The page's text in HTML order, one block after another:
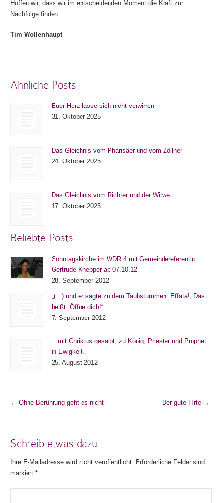
Hoffen wir, dass wir im entscheidenden Moment die Kraft zur
Nachfolge finden.
Tim Wollenhaupt
Ähnliche Posts
Euer Herz lasse sich nicht verwirren
31. Oktober 2025
Das Gleichnis vom Pharisäer und vom Zöllner
24. Oktober 2025
Das Gleichnis vom Richter und der Witwe
17. Oktober 2025
Beliebte Posts
Sonntagskirche im WDR 4 mit Gemeindereferentin
Gertrude Knepper ab 07.10.12
28. September 2012
„(…) und er sagte zu dem Taubstummen: Effata!, Das
heißt: Öffne dich!“
7. September 2012
…mit Christus gesalbt, zu König, Priester und Prophet
in Ewigkeit.
25. August 2012
← Ohne Berührung geht es nicht Der gute Hirte →
Schreib etwas dazu
Ihre E-Mailadresse wird nicht veröffentlicht. Erforderliche Felder sind
markiert*